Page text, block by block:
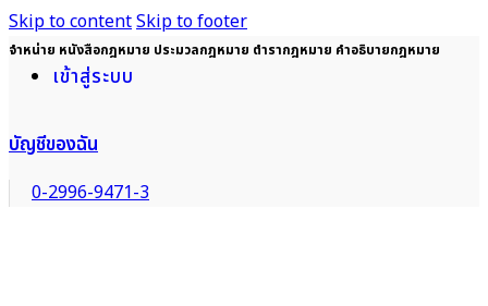
Skip to contentSkip to footer
จำหน่าย หนังสือกฎหมาย ประมวลกฎหมาย ตำรากฎหมาย คำอธิบายกฎหมาย
เข้าสู่ระบบ
บัญชีของฉัน
0-2996-9471-3